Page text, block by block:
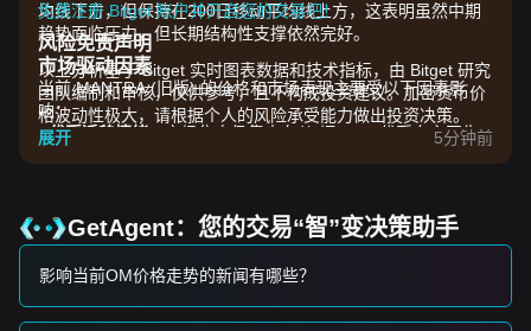
均线下方，但保持在200日移动平均线上方，这表明虽然中期
趋势面临压力，但长期结构性支撑依然完好。
市场驱动因素
当前 MANTRA (旧版) 的价格和市场表现主要受以下因素影
响：
•代币迁移情绪：
市场焦点仍集中在从“旧” OM 代币向主网生
关。
•质押和治理活动：质押奖励和治理提案的变化继续影响流通
供应量和投资者的持仓模式。
基于当前的技术结构和市场动能，分析师提供以下参考交易策
免费注册 Bitget 账户并开启您的交易吧！
风险免责声明
以上分析基于 Bitget 实时图表数据和技术指标，由 Bitget 研究
团队编制和审核，仅供参考，且不构成投资建议。加密货币价
格波动性极大，请根据个人的风险承受能力做出投资决策。
展开
5分钟前
GetAgent：您的交易“智”变决策助手
影响当前OM价格走势的新闻有哪些？